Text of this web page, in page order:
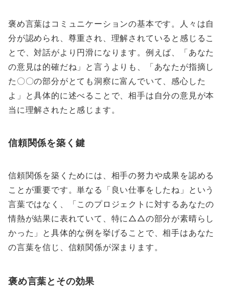
褒め言葉はコミュニケーションの基本です。人々は自
分が認められ、尊重され、理解されていると感じるこ
とで、対話がより円滑になります。例えば、「あなた
の意見は的確だね」と言うよりも、「あなたが指摘し
た〇〇の部分がとても洞察に富んでいて、感心した
よ」と具体的に述べることで、相手は自分の意見が本
当に理解されたと感じます。
信頼関係を築く鍵
信頼関係を築くためには、相手の努力や成果を認める
ことが重要です。単なる「良い仕事をしたね」という
言葉ではなく、「このプロジェクトに対するあなたの
情熱が結果に表れていて、特に△△の部分が素晴らし
かった」と具体的な例を挙げることで、相手はあなた
の言葉を信じ、信頼関係が深まります。
褒め言葉とその効果